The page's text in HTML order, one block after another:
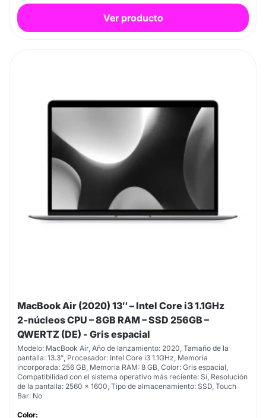
Ver producto
MacBook Air (2020) 13″ – Intel Core i3 1.1GHz
2‑núcleos CPU – 8GB RAM – SSD 256GB –
QWERTZ (DE) - Gris espacial
Modelo: MacBook Air, Año de lanzamiento: 2020, Tamaño de la
pantalla: 13.3", Procesador: Intel Core i3 1.1GHz, Memoria
incorporada: 256 GB, Memoria RAM: 8 GB, Color: Gris espacial,
Compatibilidad con el sistema operativo más reciente: Sí, Resolución
de la pantalla: 2560 x 1600, Tipo de almacenamiento: SSD, Touch
Bar: No
Color: